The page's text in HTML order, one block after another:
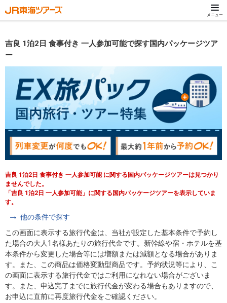
メニュー
吉良 1泊2日 食事付き 一人参加可能で探す国内パッケージツア
ー
吉良 1泊2日 食事付き 一人参加可能 に関する国内パッケージツアーは見つかり
ませんでした。
「吉良 1泊2日 一人参加可能」に関する国内パッケージツアーを表示していま
す。
他の条件で探す
この画面に表示する旅行代金は、当社が設定した基本条件で予約し
た場合の大人1名様あたりの旅行代金です。新幹線や宿・ホテルを基
本条件から変更した場合等には増額または減額となる場合がありま
す。また、この商品は価格変動型商品です。予約状況等により、こ
の画面に表示する旅行代金ではご利用になれない場合がございま
す。また、申込完了までに旅行代金が変わる場合もありますので、
お申込に直前に再度旅行代金をご確認ください。